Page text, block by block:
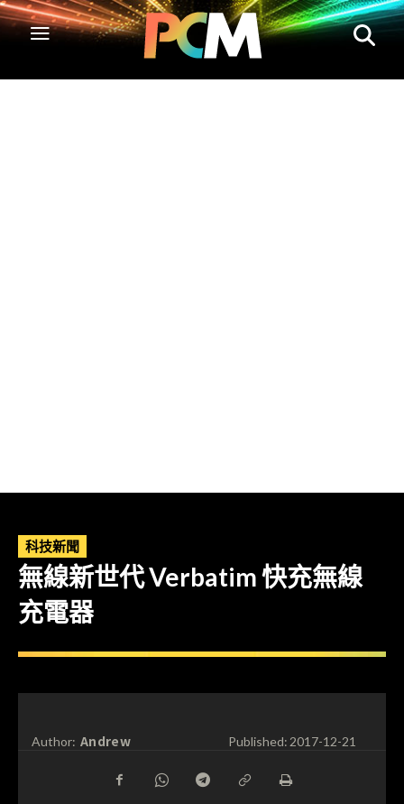
科技新聞
無線新世代 Verbatim 快充無線
充電器
Author: Andrew Published:2017-12-21